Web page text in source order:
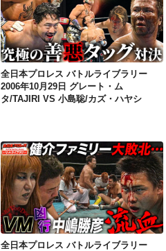
全日本プロレス バトルライブラリー 2006年10月29日 グレート・ムタ/TAJIRI VS 小島聡/カズ・ハヤシ
全日本プロレス バトルライブラリー
2006年10月29日 グレート・ム
タ/TAJIRI VS 小島聡/カズ・ハヤシ
全日本プロレス バトルライブラリー 2005年6月3日 佐々木健介/中嶋勝彦 VS 近藤修司/"brother"YASSHI
全日本プロレス バトルライブラリー